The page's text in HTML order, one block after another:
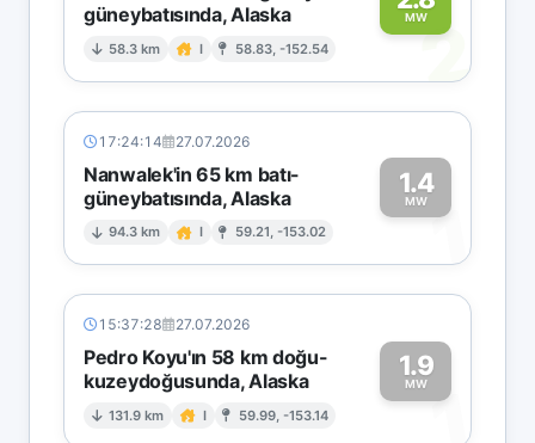
güneybatısında, Alaska
58.3 km I 58.83, -152.54
MW2
17:24:14 27.07.2026
Nanwalek'in 65 km batı-
güneybatısında, Alaska
94.3 km I 59.21, -153.02
1.4
MW1
15:37:28 27.07.2026
Pedro Koyu'ın 58 km doğu-
kuzeydoğusunda, Alaska
131.9 km I 59.99, -153.14
1.9
MW1